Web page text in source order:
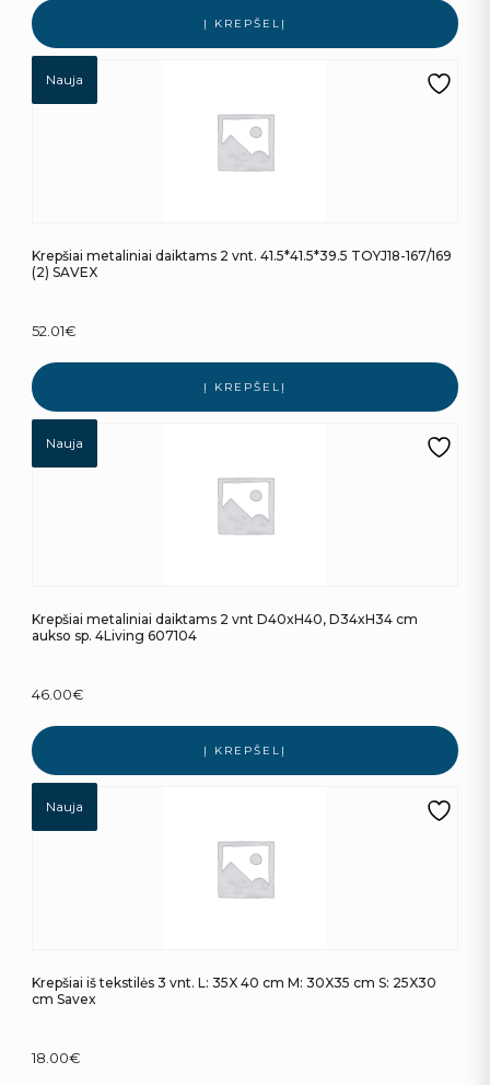
Į KREPŠELĮ
Nauja
Krepšiai metaliniai daiktams 2 vnt. 41.5*41.5*39.5 TOYJ18-167/169
(2) SAVEX
52.01€
Į KREPŠELĮ
Nauja
Krepšiai metaliniai daiktams 2 vnt D40xH40, D34xH34 cm
aukso sp. 4Living 607104
46.00€
Į KREPŠELĮ
Nauja
Krepšiai iš tekstilės 3 vnt. L: 35X 40 cm M: 30X35 cm S: 25X30
cm Savex
18.00€